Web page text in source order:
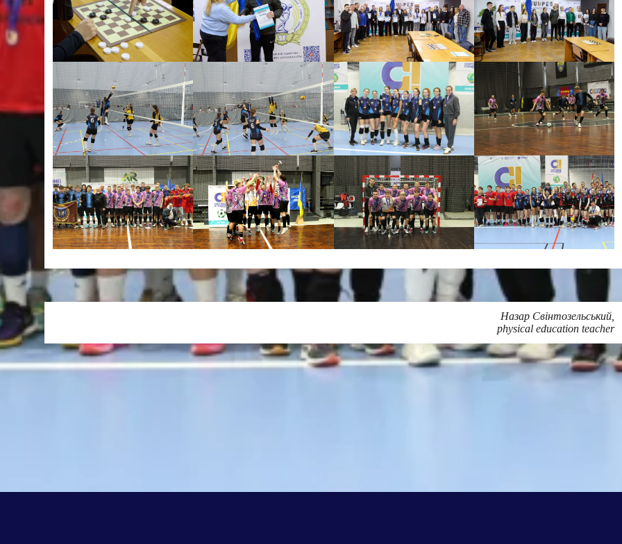
Назар Свінтозельський,
physical education teacher